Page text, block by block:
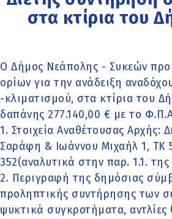
στα κτίρια του
Ο Δήμος Νεάπολης - Συκεών
ορίων για την ανάδειξη
-κλιματισμού, στα κτίρια του
δαπάνης 277.140,00 € με το
1. Στοιχεία Αναθέτουσας
Σαράφη & Ιωάννου Μιχαήλ 1, ΤΚ
352(αναλυτικά στην παρ. 1.1.
2. Περιγραφή της δημόσιας
προληπτικής συντήρησης των
ψυκτικά συγκροτήματα,